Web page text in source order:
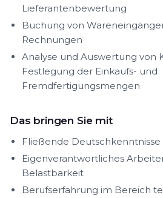
Lieferantenbewertung
Buchung von
Rechnungen
Analyse und Auswertung von
Festlegung der Einkaufs- und
Fremdfertigungsmengen
Das bringen Sie mit
Fließende
Eigenverantwortliches
Belastbarkeit
Berufserfahrung im Bereich